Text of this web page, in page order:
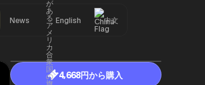
News English 中文
4,668円から購入